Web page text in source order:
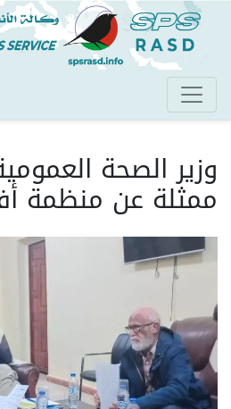
تجاوز
إلى
وزير الصحة
ممثلة عن منظمة